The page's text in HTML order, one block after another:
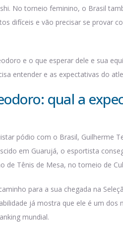
No torneio feminino, o Brasil
difíceis e vão precisar se provar
e o que esperar dele e sua
entender e as expectativas do
qual a
pódio com o Brasil, Guilherme
em Guarujá, o esportista
de Tênis de Mesa, no torneio de
para a sua chegada na
já mostra que ele é um dos
mundial.